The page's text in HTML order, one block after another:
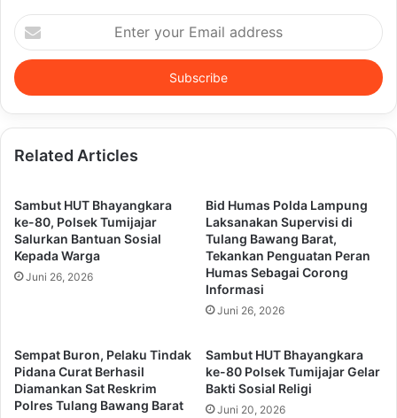
Enter
your
Email
address
Related Articles
Sambut HUT Bhayangkara
ke-80, Polsek Tumijajar
Salurkan Bantuan Sosial
Kepada Warga
Juni 26, 2026
Bid Humas Polda Lampung
Laksanakan Supervisi di
Tulang Bawang Barat,
Tekankan Penguatan Peran
Humas Sebagai Corong
Informasi
Juni 26, 2026
Sempat Buron, Pelaku Tindak
Pidana Curat Berhasil
Diamankan Sat Reskrim
Polres Tulang Bawang Barat
Sambut HUT Bhayangkara
ke-80 Polsek Tumijajar Gelar
Bakti Sosial Religi
Juni 20, 2026